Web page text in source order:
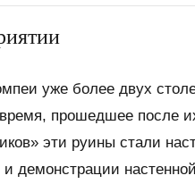
уже более двух
прошедшее после
эти руины стали
и демонстрации